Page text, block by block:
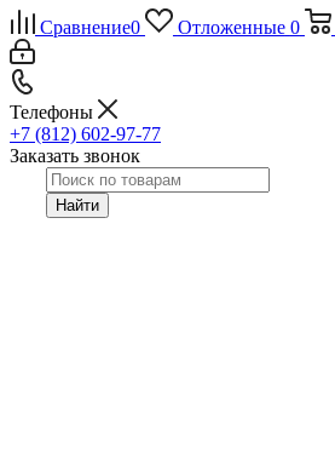
Сравнение0 Отложенные 0
Телефоны
+7 (812) 602-97-77
Заказать звонок
Найти